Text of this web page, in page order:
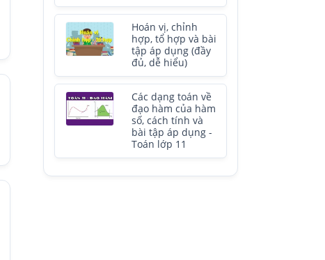
Hoán vị, chỉnh
hợp, tổ hợp và bài
tập áp dụng (đầy
đủ, dễ hiểu)
Các dạng toán về
đạo hàm của hàm
số, cách tính và
bài tập áp dụng -
Toán lớp 11